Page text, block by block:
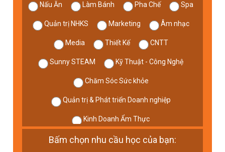
Nấu Ăn Làm Bánh Pha Chế Spa
Quản trị NHKS Marketing Âm nhạc
Media Thiết Kế CNTT
Sunny STEAM Kỹ Thuật - Công Nghệ
Chăm Sóc Sức khỏe
Quản trị & Phát triển Doanh nghiệp
Kinh Doanh Ẩm Thực
Bấm chọn nhu cầu học của bạn: